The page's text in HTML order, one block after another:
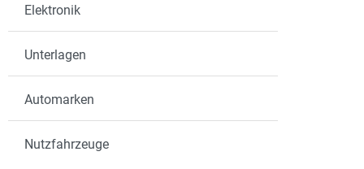
Elektronik
Unterlagen
Automarken
Nutzfahrzeuge